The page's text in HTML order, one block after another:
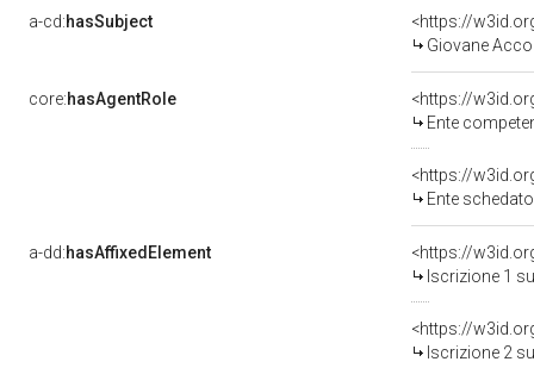
a-cd:hasSubject
<https://
Giovane
core:hasAgentRole
<https://
Ente competente per
<https://
Ente
a-dd:hasAffixedElement
<https://
Iscrizione 1
<https://
Iscrizione 2